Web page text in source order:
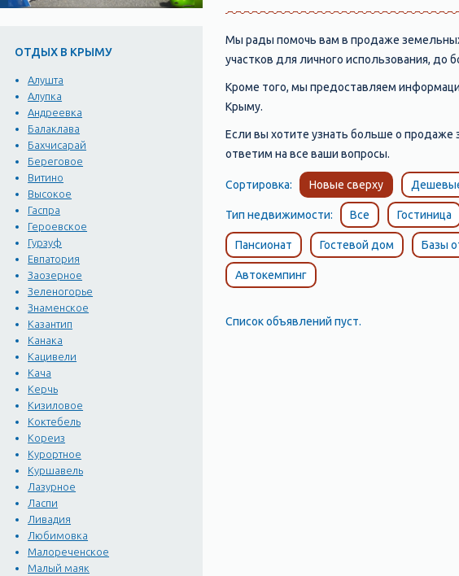
ОТДЫХ В КРЫМУ
Алушта
Алупка
Андреевка
Балаклава
Бахчисарай
Береговое
Витино
Высокое
Гаспра
Героевское
Гурзуф
Евпатория
Заозерное
Зеленогорье
Знаменское
Казантип
Канака
Кацивели
Кача
Керчь
Кизиловое
Коктебель
Кореиз
Курортное
Куршавель
Лазурное
Ласпи
Ливадия
Любимовка
Малореченское
Малый маяк
Мы рады помочь вам в продаже
участков для личного использования, до
Кроме того, мы предоставляем
Крыму.
Если вы хотите узнать больше о продаже
ответим на все ваши вопросы.
Сортировка: Новые сверху
Тип недвижимости: Все Гостиница
Пансионат Гостевой дом Базы
Автокемпинг
Список объявлений пуст.